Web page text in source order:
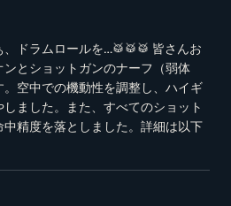
ドラムロールを…🥁🥁🥁 皆さんお
とショットガンのナーフ（弱体
空中での機動性を調整し、ハイギ
ました。また、すべてのショット
精度を落としました。詳細は以下